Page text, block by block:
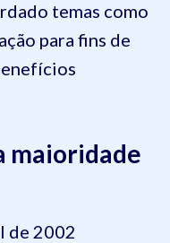
temas como
para fins de
maioridade
de 2002